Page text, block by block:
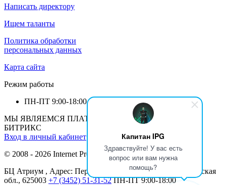
Капитан IPG
Здравствуйте! У вас есть
вопрос или вам нужна
помощь?
Написать директору
Ищем таланты
Политика обработки
персональных данных
Карта сайта
Режим работы
ПН-ПТ 9:00-18:00
МЫ ЯВЛЯЕМСЯ ПЛАТИНОВЫМ ПАРТНЕРОМ 1С-
БИТРИКС
Вход в личный кабинет
© 2008 - 2026 Internet Production Group (
БЦ Атриум , Адрес: Перекопская ул., 19, Тюмень, Тюменская
обл., 625003 +7 (3452) 51-31-52 ПН-ПТ 9:00-18:00